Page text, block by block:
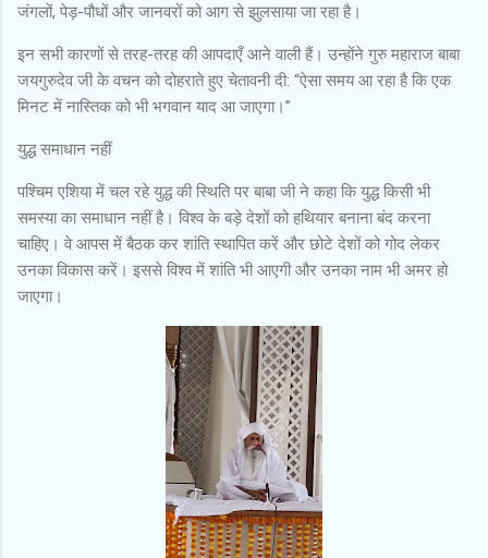
जंगलों, पेड़-पौधों और जानवरों को आग से झुलसाया जा रहा है।
इन सभी कारणों से तरह-तरह की आपदाएँ आने वाली हैं। उन्होंने गुरु महाराज बाबा
जयगुरुदेव जी के वचन को दोहराते हुए चेतावनी दी: “ऐसा समय आ रहा है कि एक
मिनट में नास्तिक को भी भगवान याद आ जाएगा।”
युद्ध समाधान नहीं
पश्चिम एशिया में चल रहे युद्ध की स्थिति पर बाबा जी ने कहा कि युद्ध किसी भी
समस्या का समाधान नहीं है। विश्व के बड़े देशों को हथियार बनाना बंद करना
चाहिए। वे आपस में बैठक कर शांति स्थापित करें और छोटे देशों को गोद लेकर
उनका विकास करें। इससे विश्व में शांति भी आएगी और उनका नाम भी अमर हो
जाएगा।